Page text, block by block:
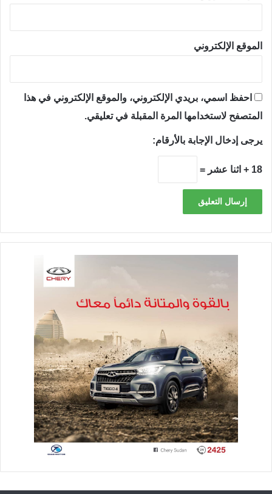
الموقع الإلكتروني
احفظ اسمي، بريدي الإلكتروني، والموقع الإلكتروني في هذا
المتصفح لاستخدامها المرة المقبلة في تعليقي.
يرجى إدخال الإجابة بالأرقام:
18 + اثنا عشر =